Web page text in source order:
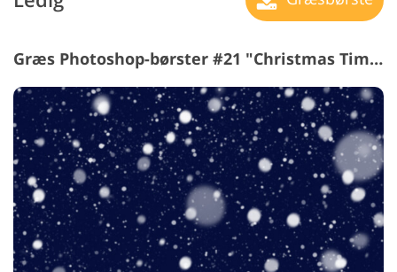
Græs Photoshop-børster #21 "Christmas Time"